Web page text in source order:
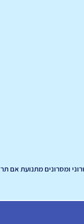
ומסרונים מתנועת אם